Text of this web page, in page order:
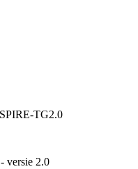
TG2.0
versie 2.0